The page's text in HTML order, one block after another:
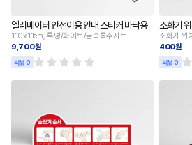
엘리베이터 안전이용 안내 스티커 바닥용
110x11cm, 투명/화이트/금속특수시트
9,700원
리뷰 0
소화기
소화기 위
400원
리뷰 0